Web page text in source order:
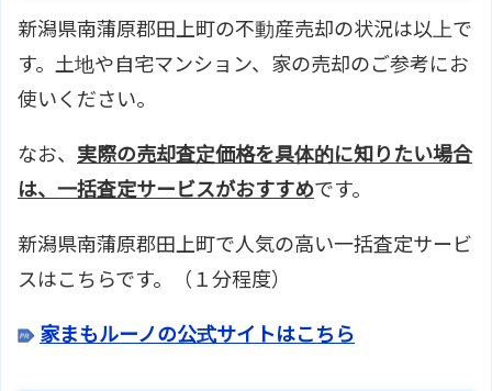
新潟県南蒲原郡田上町の不動産売却の状況は以上で
す。土地や自宅マンション、家の売却のご参考にお
使いください。
なお、 実際の売却査定価格を具体的に知りたい場合
は、一括査定サービスがおすすめです。
新潟県南蒲原郡田上町で人気の高い一括査定サービ
スはこちらです。（１分程度）
家まもルーノの公式サイトはこちら